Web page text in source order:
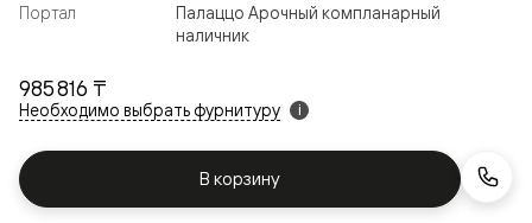
985 816 ₸
Необходимо выбрать фурнитуру i
В корзину
Портал
Палаццо Арочный компланарный
наличник